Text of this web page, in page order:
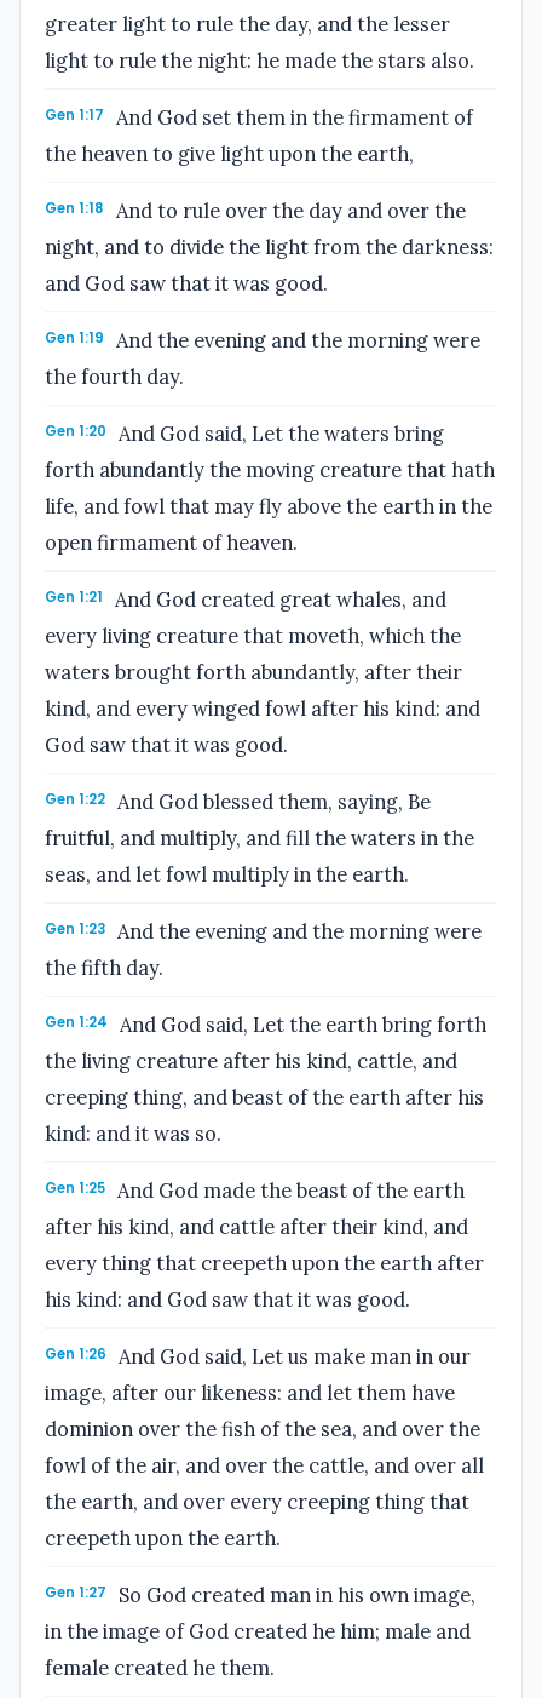
greater light to rule the day, and the lesser
light to rule the night: he made the stars also.
Gen 1:17
And God set them in the firmament of
the heaven to give light upon the earth,
Gen 1:18
And to rule over the day and over the
night, and to divide the light from the darkness:
and God saw that it was good.
Gen 1:19
And the evening and the morning were
the fourth day.
Gen 1:20
And God said, Let the waters bring
forth abundantly the moving creature that hath
life, and fowl that may fly above the earth in the
open firmament of heaven.
Gen 1:21
And God created great whales, and
every living creature that moveth, which the
waters brought forth abundantly, after their
kind, and every winged fowl after his kind: and
God saw that it was good.
Gen 1:22
And God blessed them, saying, Be
fruitful, and multiply, and fill the waters in the
seas, and let fowl multiply in the earth.
Gen 1:23
And the evening and the morning were
the fifth day.
Gen 1:24
And God said, Let the earth bring forth
the living creature after his kind, cattle, and
creeping thing, and beast of the earth after his
kind: and it was so.
Gen 1:25
And God made the beast of the earth
after his kind, and cattle after their kind, and
every thing that creepeth upon the earth after
his kind: and God saw that it was good.
Gen 1:26
And God said, Let us make man in our
image, after our likeness: and let them have
dominion over the fish of the sea, and over the
fowl of the air, and over the cattle, and over all
the earth, and over every creeping thing that
creepeth upon the earth.
Gen 1:27
So God created man in his own image,
in the image of God created he him; male and
female created he them.